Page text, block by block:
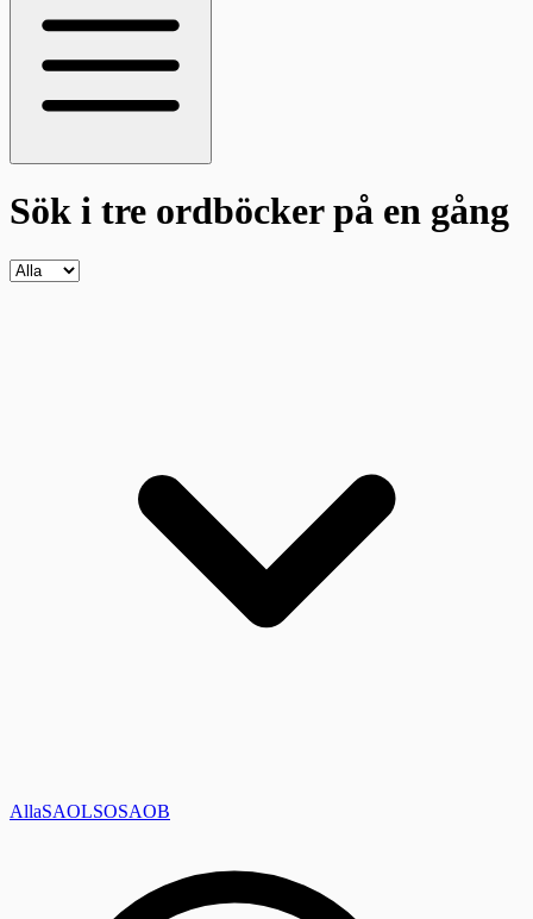
Sök i tre ordböckerpå en gång
AllaSAOLSOSAOB